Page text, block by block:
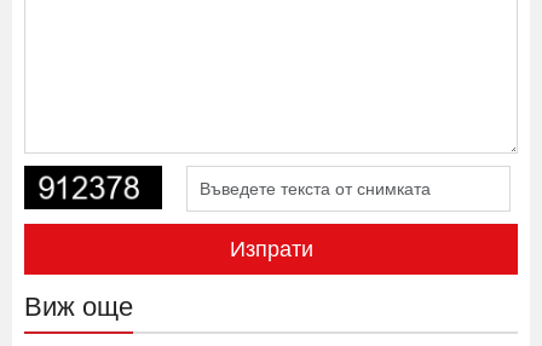
Изпрати
Виж още